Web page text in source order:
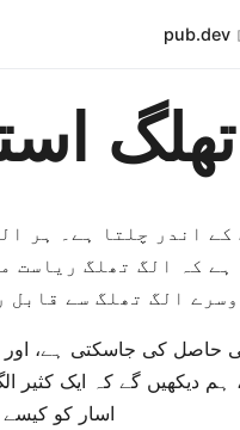
pub.dev
اندر چلتا ہے۔ ہر
کہ الگ تھلگ ریاست
الگ تھلگ سے قابل
حاصل کی جاسکتی ہے، اور
دیکھیں گے کہ ایک کثیر
اسار کو کیسے